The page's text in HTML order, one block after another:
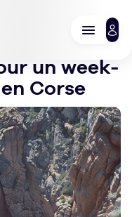
un week-
Corse